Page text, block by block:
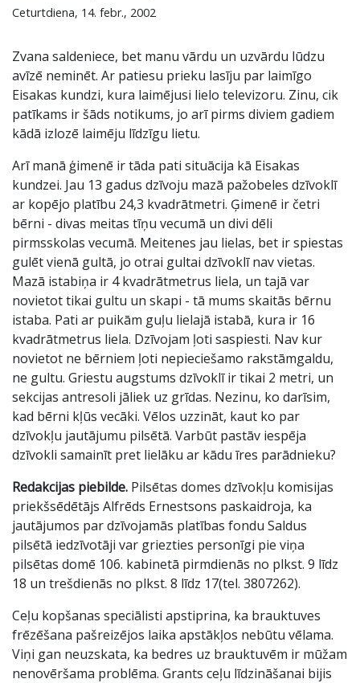
Ceturtdiena, 14. febr., 2002
Zvana saldeniece, bet manu vārdu un uzvārdu lūdzu
avīzē neminēt. Ar patiesu prieku lasīju par laimīgo
Eisakas kundzi, kura laimējusi lielo televizoru. Zinu, cik
patīkams ir šāds notikums, jo arī pirms diviem gadiem
kādā izlozē laimēju līdzīgu lietu.
Arī manā ģimenē ir tāda pati situācija kā Eisakas
kundzei. Jau 13 gadus dzīvoju mazā pažobeles dzīvoklī
ar kopējo platību 24,3 kvadrātmetri. Ģimenē ir četri
bērni - divas meitas tīņu vecumā un divi dēli
pirmsskolas vecumā. Meitenes jau lielas, bet ir spiestas
gulēt vienā gultā, jo otrai gultai dzīvoklī nav vietas.
Mazā istabiņa ir 4 kvadrātmetrus liela, un tajā var
novietot tikai gultu un skapi - tā mums skaitās bērnu
istaba. Pati ar puikām guļu lielajā istabā, kura ir 16
kvadrātmetrus liela. Dzīvojam ļoti saspiesti. Nav kur
novietot ne bērniem ļoti nepieciešamo rakstāmgaldu,
ne gultu. Griestu augstums dzīvoklī ir tikai 2 metri, un
sekcijas antresoli jāliek uz grīdas. Nezinu, ko darīsim,
kad bērni kļūs vecāki. Vēlos uzzināt, kaut ko par
dzīvokļu jautājumu pilsētā. Varbūt pastāv iespēja
dzīvokli samainīt pret lielāku ar kādu īres parādnieku?
Redakcijas piebilde. Pilsētas domes dzīvokļu komisijas
priekšsēdētājs Alfrēds Ernestsons paskaidroja, ka
jautājumos par dzīvojamās platības fondu Saldus
pilsētā iedzīvotāji var griezties personīgi pie viņa
pilsētas domē 106. kabinetā pirmdienās no plkst. 9 līdz
18 un trešdienās no plkst. 8 līdz 17(tel. 3807262).
Ceļu kopšanas speciālisti apstiprina, ka brauktuves
frēzēšana pašreizējos laika apstākļos nebūtu vēlama.
Viņi gan neuzskata, ka bedres uz brauktuvēm ir mūžam
nenovēršama problēma. Grants ceļu līdzināšanai bijis